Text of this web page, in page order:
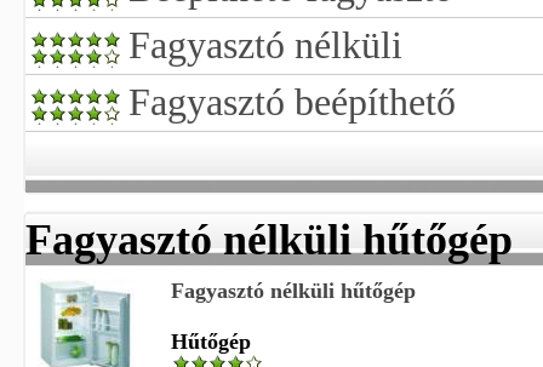
Fagyasztó nélküli
Fagyasztó beépíthető
Fagyasztó nélküli hűtőgép
Fagyasztó nélküli hűtőgép
Hűtőgép